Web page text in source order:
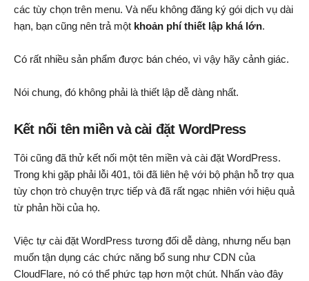
các tùy chọn trên menu. Và nếu không đăng ký gói dịch vụ dài
hạn, bạn cũng nên trả một khoản phí thiết lập khá lớn.
Có rất nhiều sản phẩm được bán chéo, vì vậy hãy cảnh giác.
Nói chung, đó không phải là thiết lập dễ dàng nhất.
Kết nối tên miền và cài đặt WordPress
Tôi cũng đã thử kết nối một tên miền và cài đặt WordPress.
Trong khi gặp phải lỗi 401, tôi đã liên hệ với bộ phận hỗ trợ qua
tùy chọn trò chuyện trực tiếp và đã rất ngạc nhiên với hiệu quả
từ phản hồi của họ.
Việc tự cài đặt WordPress tương đối dễ dàng, nhưng nếu bạn
muốn tận dụng các chức năng bổ sung như CDN của
CloudFlare, nó có thể phức tạp hơn một chút. Nhấn vào đây